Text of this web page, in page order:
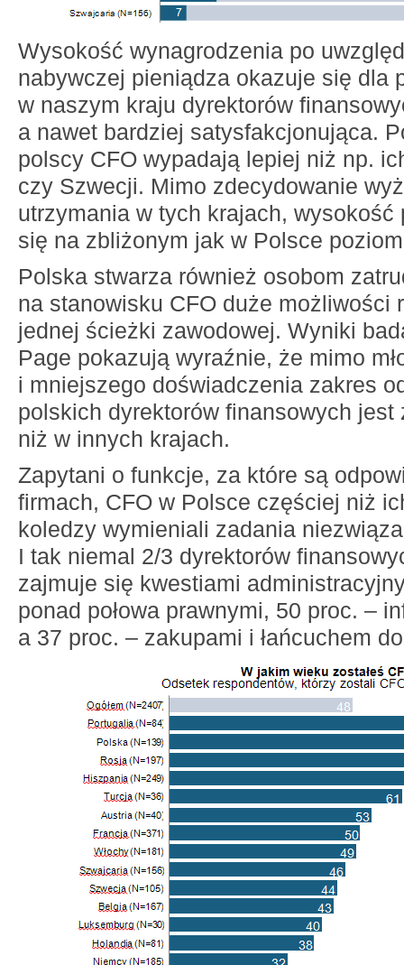
Wysokość wynagrodzenia po
nabywczej pieniądza okazuje się dla
w naszym kraju dyrektorów
a nawet bardziej satysfakcjonująca.
polscy CFO wypadają lepiej niż np.
czy Szwecji. Mimo zdecydowanie
utrzymania w tych krajach, wysokość
się na zbliżonym jak w Polsce
Polska stwarza również osobom
na stanowisku CFO duże możliwości
jednej ścieżki zawodowej. Wyniki
Page pokazują wyraźnie, że mimo
i mniejszego doświadczenia zakres
polskich dyrektorów finansowych
niż w innych krajach.
Zapytani o funkcje, za które są
firmach, CFO w Polsce częściej niż
koledzy wymieniali zadania
I tak niemal 2/3 dyrektorów
zajmuje się kwestiami
ponad połowa prawnymi, 50 proc. –
a 37 proc. – zakupami i łańcuchem